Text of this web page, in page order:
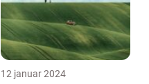
12 januar 2024